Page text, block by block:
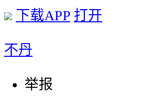
下载APP 打开
不丹
举报